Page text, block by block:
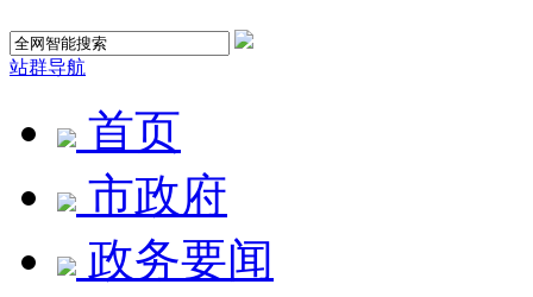
站群导航
首页
市政府
政务要闻